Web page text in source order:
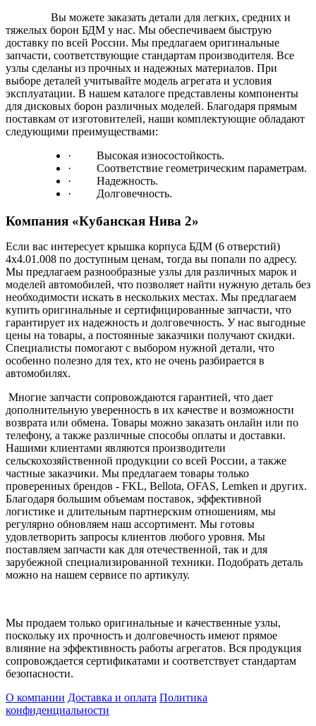
Вы можете заказать детали для легких, средних и
тяжелых борон БДМ у нас. Мы обеспечиваем быструю
доставку по всей России. Мы предлагаем оригинальные
запчасти, соответствующие стандартам производителя. Все
узлы сделаны из прочных и надежных материалов. При
выборе деталей учитывайте модель агрегата и условия
эксплуатации. В нашем каталоге представлены компоненты
для дисковых борон различных моделей. Благодаря прямым
поставкам от изготовителей, наши комплектующие обладают
следующими преимуществами:
·
Высокая износостойкость.
·
Соответствие геометрическим параметрам.
·
Надежность.
·
Долговечность.
Компания «Кубанская Нива 2»
Если вас интересует крышка корпуса БДМ (6 отверстий)
4х4.01.008 по доступным ценам, тогда вы попали по адресу.
Мы предлагаем разнообразные узлы для различных марок и
моделей автомобилей, что позволяет найти нужную деталь без
необходимости искать в нескольких местах. Мы предлагаем
купить оригинальные и сертифицированные запчасти, что
гарантирует их надежность и долговечность. У нас выгодные
цены на товары, а постоянные заказчики получают скидки.
Специалисты помогают с выбором нужной детали, что
особенно полезно для тех, кто не очень разбирается в
автомобилях.
Многие запчасти сопровождаются гарантией, что дает
дополнительную уверенность в их качестве и возможности
возврата или обмена. Товары можно заказать онлайн или по
телефону, а также различные способы оплаты и доставки.
Нашими клиентами являются производители
сельскохозяйственной продукции со всей России, а также
частные заказчики. Мы предлагаем товары только
проверенных брендов - FKL, Bellota, OFAS, Lemken и других.
Благодаря большим объемам поставок, эффективной
логистике и длительным партнерским отношениям, мы
регулярно обновляем наш ассортимент. Мы готовы
удовлетворить запросы клиентов любого уровня. Мы
поставляем запчасти как для отечественной, так и для
зарубежной специализированной техники. Подобрать деталь
можно на нашем сервисе по артикулу.
Мы продаем только оригинальные и качественные узлы,
поскольку их прочность и долговечность имеют прямое
влияние на эффективность работы агрегатов. Вся продукция
сопровождается сертификатами и соответствует стандартам
безопасности.
О компании Доставка и оплата Политика
конфиденциальности